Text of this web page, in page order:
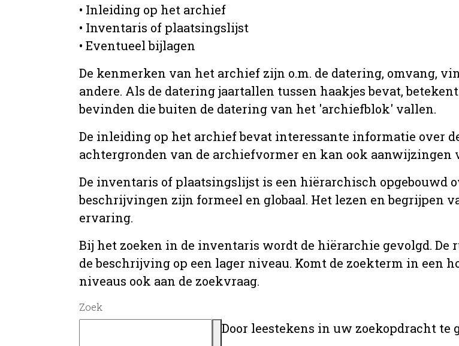
• Inleiding op het archief
• Inventaris of plaatsingslijst
• Eventueel bijlagen
De kenmerken van het archief zijn o.m. de datering, omvang,
andere. Als de datering jaartallen tussen haakjes bevat,
bevinden die buiten de datering van het 'archiefblok' vallen.
De inleiding op het archief bevat interessante informatie over
achtergronden van de archiefvormer en kan ook aanwijzingen
De inventaris of plaatsingslijst is een hiërarchisch opgebouwd
beschrijvingen zijn formeel en globaal. Het lezen en begrijpen
ervaring.
Bij het zoeken in de inventaris wordt de hiërarchie gevolgd.
de beschrijving op een lager niveau. Komt de zoekterm in een
niveaus ook aan de zoekvraag.
Zoek
Door leestekens in uw zoekopdracht te